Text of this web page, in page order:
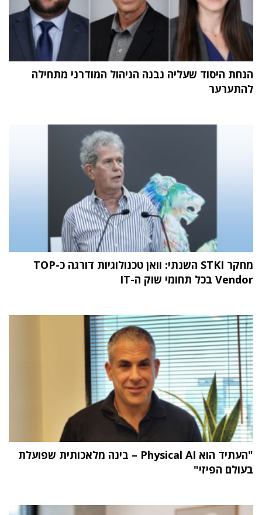
הנחת היסוד שעליה נבנה הניהול המודרני מתחילה
להתערער
מחקר STKI השנתי: וואן טכנולוגיות דורגה כ-TOP
Vendor בכל תחומי שוק ה-IT
"העתיד הוא Physical AI – בינה מלאכותית שפועלת
בעולם הפיזי"